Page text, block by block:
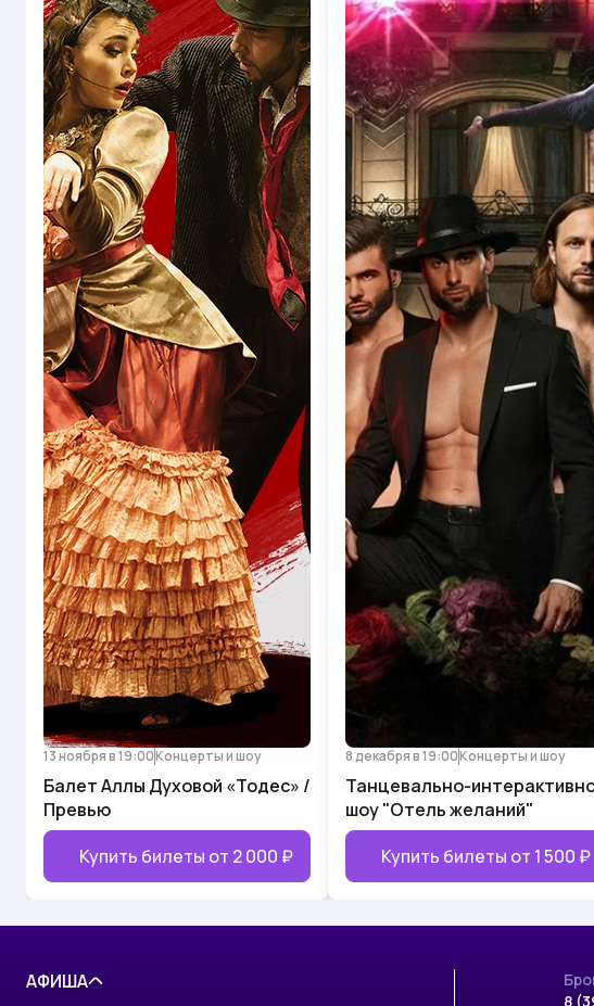
13 ноября в 19:00Концерты и шоу
Балет Аллы Духовой «Тодес» /
Превью
Купить билеты от 2 000 ₽
8 декабря в 19:00Концерты и шоу
Танцевально-
шоу "Отель желаний"
Купить билеты от 1 500 ₽
АФИША
8